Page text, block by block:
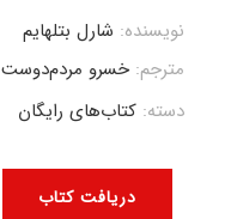
دریافت کتاب
نویسنده: شارل بتلهایم
مترجم:خسرو مردم‌دوست
دسته: کتاب‌های رایگان